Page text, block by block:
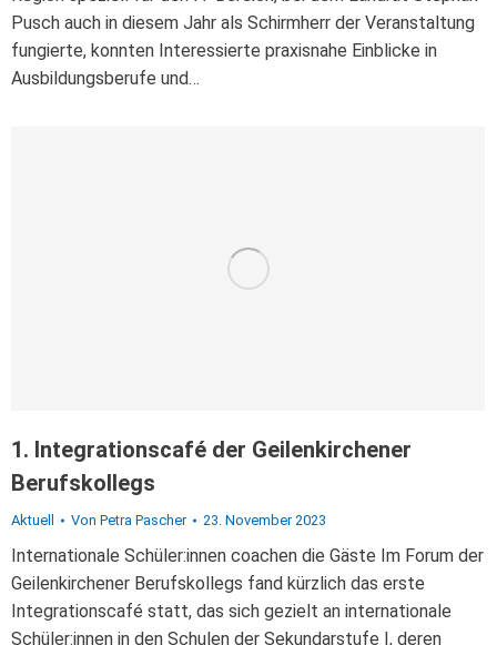
Pusch auch in diesem Jahr als Schirmherr der Veranstaltung
fungierte, konnten Interessierte praxisnahe Einblicke in
Ausbildungsberufe und…
1. Integrationscafé der Geilenkirchener
Berufskollegs
Aktuell Von Petra Pascher 23. November 2023
Internationale Schüler:innen coachen die Gäste Im Forum der
Geilenkirchener Berufskollegs fand kürzlich das erste
Integrationscafé statt, das sich gezielt an internationale
Schüler:innen in den Schulen der Sekundarstufe I, deren